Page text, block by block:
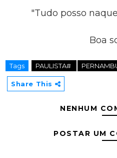
"Tudo posso
Boa
Tags PAULISTA#
Share This
NENHUM
POSTAR UM